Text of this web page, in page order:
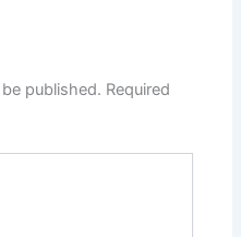
published. Required